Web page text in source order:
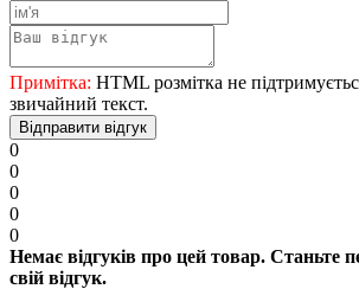
Примітка: HTML розмітка не
звичайний текст.
Відправити відгук
0
0
0
0
0
Немає відгуків про цей товар. Станьте
свій відгук.